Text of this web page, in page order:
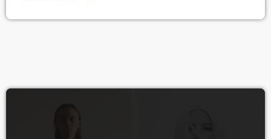
нового проєкту. За основу композиції "Сьогодні" було взято